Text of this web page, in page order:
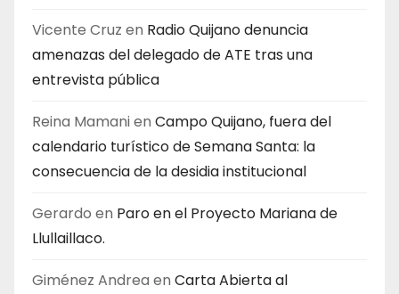
Vicente Cruz en Radio Quijano denuncia
amenazas del delegado de ATE tras una
entrevista pública
Reina Mamanien Campo Quijano, fuera del
calendario turístico de Semana Santa: la
consecuencia de la desidia institucional
Gerardo en Paro en el Proyecto Mariana de
Llullaillaco.
Giménez Andrea en Carta Abierta al